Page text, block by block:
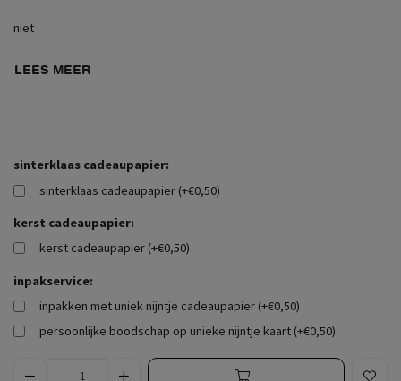
niet
LEES MEER
sinterklaas cadeaupapier:
sinterklaas cadeaupapier (+€0,50)
kerst cadeaupapier:
kerst cadeaupapier (+€0,50)
inpakservice:
inpakken met uniek nijntje cadeaupapier (+€0,50)
persoonlijke boodschap op unieke nijntje kaart (+€0,50)